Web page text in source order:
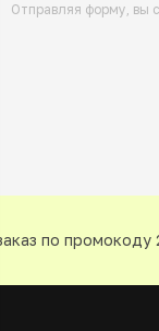
Отправляя форму, вы
по промокоду